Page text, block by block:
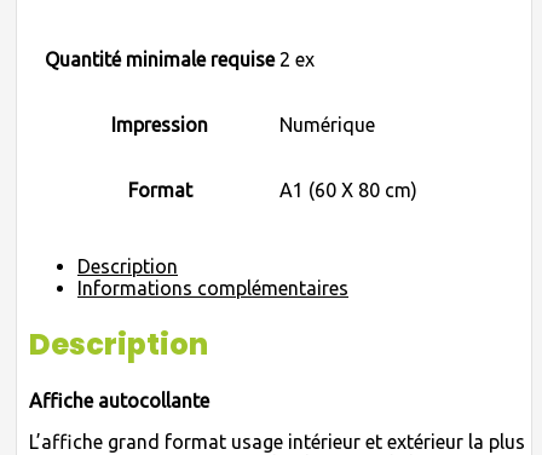
Quantité minimale requise 2 ex
Impression Numérique
Format A1 (60 X 80 cm)
Description
Informations complémentaires
Description
Affiche autocollante
L’affiche grand format usage intérieur et extérieur la plus